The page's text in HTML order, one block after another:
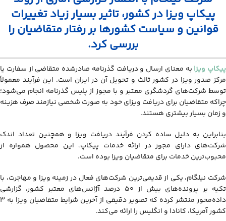
بهمن ۱۴۰۲ پرتقاضاترین ماه و تیر ۱۴۰۴ کمترین میزان فروش پیکاپ در ۳
سال گذشته
بیشترین تقاضا برای کانادا و ثبت رفتار نزولی برای ویزای آمریکا
همکاری نیلگام با نزدیک به ۱۵۰۰ آژانس گردشگری از ۳۰ استان کشور
پیکاپ ویزا در کشور، تاثیر بسیار زیاد تغییرات
قوانین و سیاست کشورها بر رفتار متقاضیان را
بررسی کرد.
پیکاپ ویزا به معنای ارسال و دریافت گذرنامه صادرشده متقاضی از سفارت یا
مرکز صدور ویزا در کشور ثالث و تحویل آن در ایران است. این فرآیند معمولاً
توسط شرکت‌های گردشگری معتبر و با مجوز از پلیس گذرنامه انجام می‌شود؛
چراکه متقاضیان برای دریافت ویزای خود به صورت شخصی نیازمند صرف هزینه
و زمان بسیار بیشتری هستند.
بنابراین به دلیل ساده کردن فرآیند دریافت ویزا و همچنین تعداد اندک
شرکت‌های دارای مجوز در ارائه خدمات پیکاپ، این محصول همواره از
محبوب‌ترین خدمات برای متقاضیان ویزا بوده است.
شرکت نیلگام، یکی از قدیمی‌ترین شرکت‌های فعال در زمینه ویزا و مهاجرت، با
تکیه بر پرونده‌های بیش از ۵۰ درصد آژانس‌های معتبر کشور، گزارشی
داده‌محور منتشر کرده که تصویر دقیقی از آخرین شرایط متقاضیان ویزا به ۳
کشور آمریکا، کانادا و انگلیس را ارائه می‌کند.